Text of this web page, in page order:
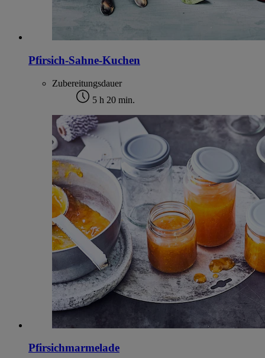
Pfirsich-Sahne-Kuchen
Zubereitungsdauer
5 h 20 min.
Pfirsichmarmelade